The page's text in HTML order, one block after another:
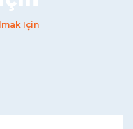
Için